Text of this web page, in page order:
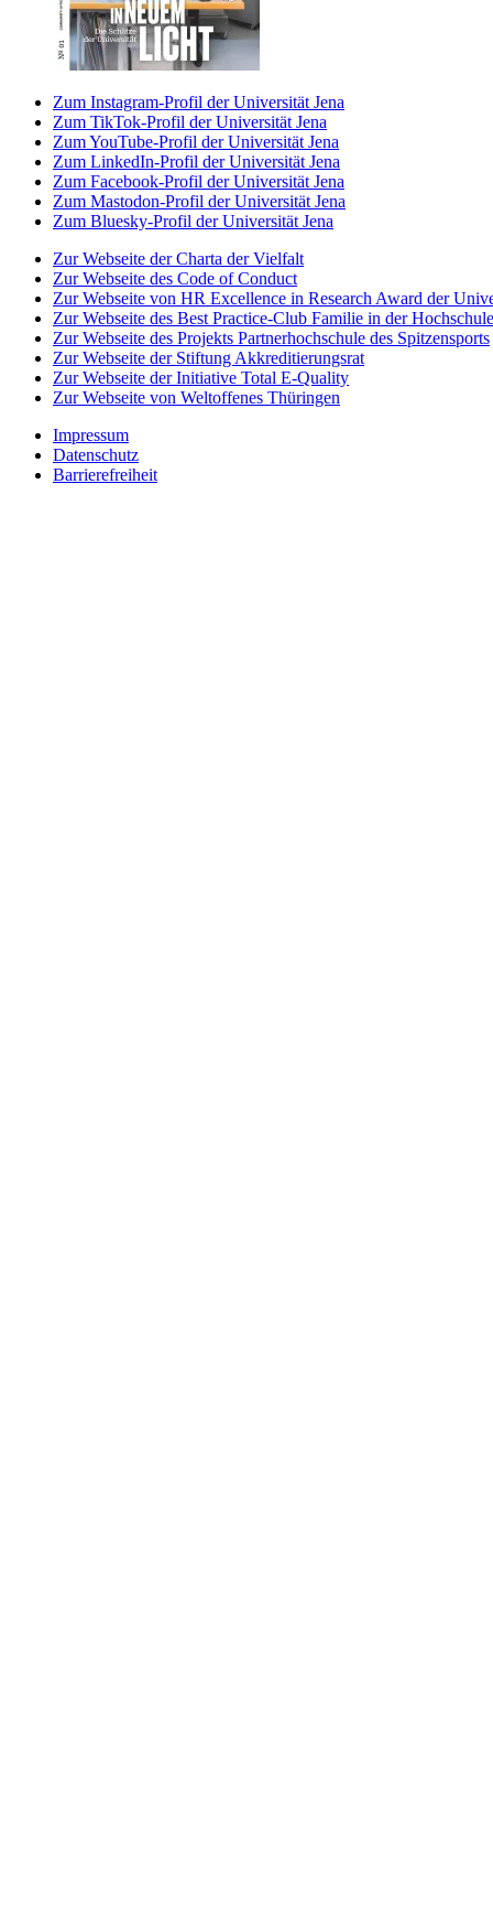
Zum Instagram-Profil der Universität Jena
Zum TikTok-Profil der Universität Jena
Zum YouTube-Profil der Universität Jena
Zum LinkedIn-Profil der Universität Jena
Zum Facebook-Profil der Universität Jena
Zum Mastodon-Profil der Universität Jena
Zum Bluesky-Profil der Universität Jena
Zur Webseite der Charta der Vielfalt
Zur Webseite des Code of Conduct
Zur Webseite von HR Excellence in Research Award der
Zur Webseite des Best Practice-Club Familie in der Hochschule
Zur Webseite des Projekts Partnerhochschule des Spitzensports
Zur Webseite der Stiftung Akkreditierungsrat
Zur Webseite der Initiative Total E-Quality
Zur Webseite von Weltoffenes Thüringen
Impressum
Datenschutz
Barrierefreiheit